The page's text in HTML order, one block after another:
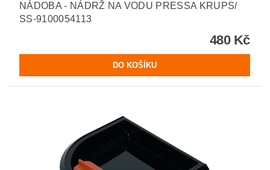
NÁDOBA - NÁDRŽ NA VODU PRESSA KRUPS/
SS-9100054113
480 Kč